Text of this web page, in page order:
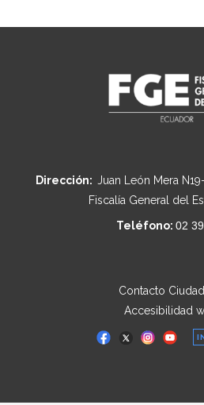
Dirección: Juan León Mera
Fiscalía General del
Teléfono: 02
Contacto
Accesibilidad